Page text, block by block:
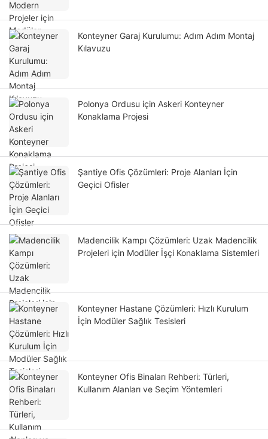
Konteyner Garaj Kurulumu: Adım Adım Montaj
Kılavuzu
Polonya Ordusu için Askeri Konteyner
Konaklama Projesi
Şantiye Ofis Çözümleri: Proje Alanları İçin
Geçici Ofisler
Madencilik Kampı Çözümleri: Uzak Madencilik
Projeleri için Modüler İşçi Konaklama Sistemleri
Konteyner Hastane Çözümleri: Hızlı Kurulum
İçin Modüler Sağlık Tesisleri
Konteyner Ofis Binaları Rehberi: Türleri,
Kullanım Alanları ve Seçim Yöntemleri